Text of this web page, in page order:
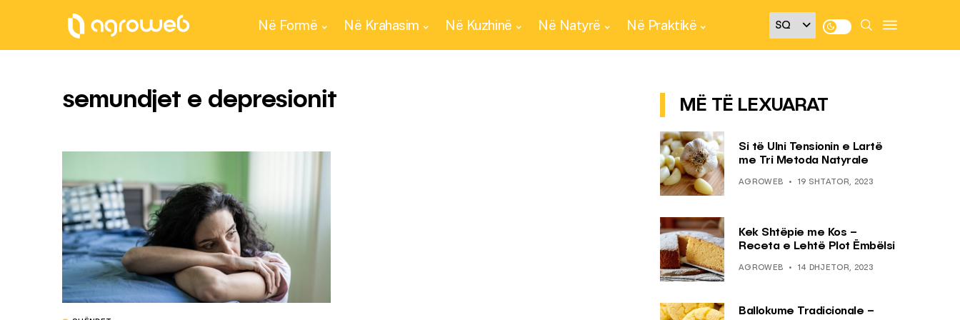
Në Formë Në Krahasim Në Kuzhinë Në Natyrë Në Praktikë
semundjet e depresionit MË TË LEXUARAT
Si të Ulni Tensionin e Lartë
me Tri Metoda Natyrale
AGROWEB 19 SHTATOR, 2023
Kek Shtëpie me Kos –
Receta e Lehtë Plot Ëmbëlsi
AGROWEB 14 DHJETOR, 2023
Ballokume Tradicionale –